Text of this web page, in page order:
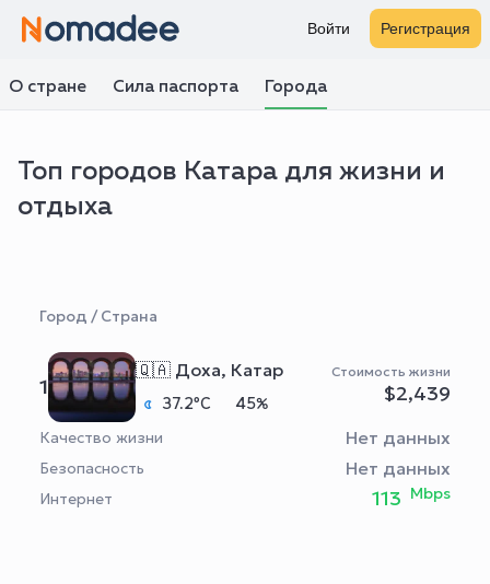
Войти Регистрация
О стране Сила паспорта Города
Топ городов Катара для жизни и
отдыха
Город / Страна
1
🇶🇦 Доха, Катар
37.2°C 45%
Стоимость жизни
$2,439
Качество жизни Нет данных
Безопасность Нет данных
Интернет 113 Mbps